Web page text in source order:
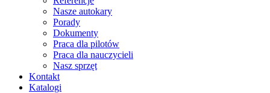
Nasze autokary
Porady
Dokumenty
Praca dla pilotów
Praca dla nauczycieli
Nasz sprzęt
Kontakt
Katalogi